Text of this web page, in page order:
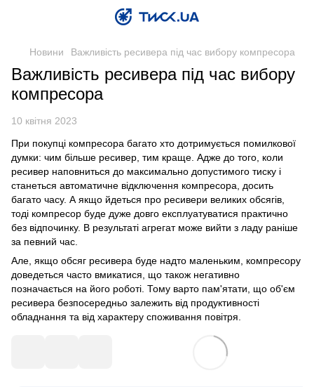
Новини Важливість ресивера під час вибору компресора
Важливість ресивера під час вибору
компресора
10 квітня 2023
При покупці компресора багато хто дотримується помилкової
думки: чим більше ресивер, тим краще. Адже до того, коли
ресивер наповниться до максимально допустимого тиску і
станеться автоматичне відключення компресора, досить
багато часу. А якщо йдеться про ресивери великих обсягів,
тоді компресор буде дуже довго експлуатуватися практично
без відпочинку. В результаті агрегат може вийти з ладу раніше
за певний час.
Але, якщо обсяг ресивера буде надто маленьким, компресору
доведеться часто вмикатися, що також негативно
позначається на його роботі. Тому варто пам'ятати, що об'єм
ресивера безпосередньо залежить від продуктивності
обладнання та від характеру споживання повітря.